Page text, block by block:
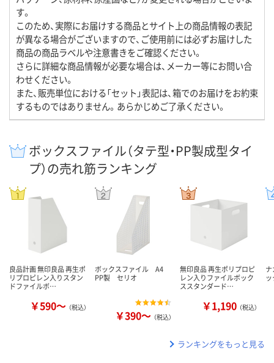
す。
このため、実際にお届けする商品とサイト上の商品情報の表記
が異なる場合がございますので、ご使用前には必ずお届けした
商品の商品ラベルや注意書きをご確認ください。
さらに詳細な商品情報が必要な場合は、メーカー等にお問い合
わせください。
また、販売単位における「セット」表記は、箱でのお届けをお約束
するものではありません。あらかじめご了承ください。
ボックスファイル（タテ型・PP製成型タイ
プ）の売れ筋ランキング
良品計画 無印良品 再生ポ
リプロピレン入りスタン
ドファイルボ…
￥590～ （税込）
ボックスファイル A4
PP製 セリオ
￥390～ （税込）
無印良品 再生ポリプロピ
レン入りファイルボック
ススタンダード…
￥1,190 （税込）
ランキングをもっと見る